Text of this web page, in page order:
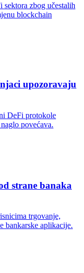
sektora zbog učestalih
blockchain
upozoravaju
DeFi protokole
povećava.
strane banaka
trgovanje,
bankarske aplikacije.